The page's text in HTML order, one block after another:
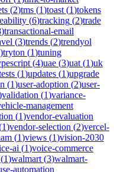
(2)tms (1)toast (1)tokens
(6)tracking (2)trade
)transactional-email
(3)trends (2)trendyol
)tryton (1)tuning
(4)uae (3)uat (1)uk
(1)updates (1)upgrade
(1)user-adoption (2)user-
validation (1)variance-
management
(1)vendor-evaluation
1)vendor-selection (2)vercel-
(1)views (1)vision-2030
ai (1)voice-commerce
1)walmart (3)walmart-
automation